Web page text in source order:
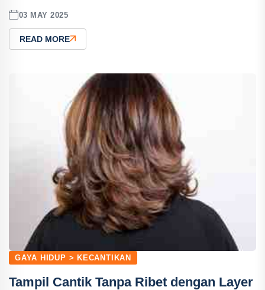
03 MAY 2025
READ MORE
GAYA HIDUP > KECANTIKAN
Tampil Cantik Tanpa Ribet dengan Layer